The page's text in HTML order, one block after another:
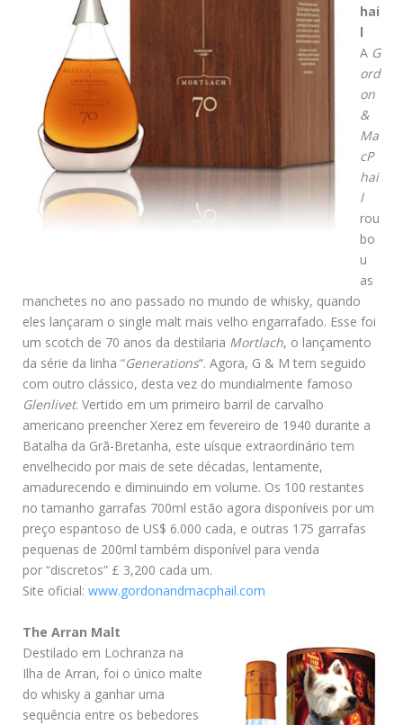
hai
l
A G
ord
on
&
Ma
cP
hai
l
rou
bo
u
as
manchetes no ano passado no mundo de whisky, quando
eles lançaram o single malt mais velho engarrafado. Esse foi
um scotch de 70 anos da destilaria Mortlach, o lançamento
da série da linha “Generations“. Agora, G & M tem seguido
com outro clássico, desta vez do mundialmente famoso
Glenlivet. Vertido em um primeiro barril de carvalho
americano preencher Xerez em fevereiro de 1940 durante a
Batalha da Grã-Bretanha, este uísque extraordinário tem
envelhecido por mais de sete décadas, lentamente,
amadurecendo e diminuindo em volume. Os 100 restantes
no tamanho garrafas 700ml estão agora disponíveis por um
preço espantoso de US$ 6.000 cada, e outras 175 garrafas
pequenas de 200ml também disponível para venda
por “discretos” £ 3,200 cada um.
Site oficial: www.gordonandmacphail.com
The Arran Malt
Destilado em Lochranza na
Ilha de Arran, foi o único malte
do whisky a ganhar uma
sequência entre os bebedores